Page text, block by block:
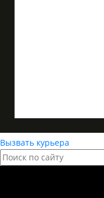
Вызвать курьера